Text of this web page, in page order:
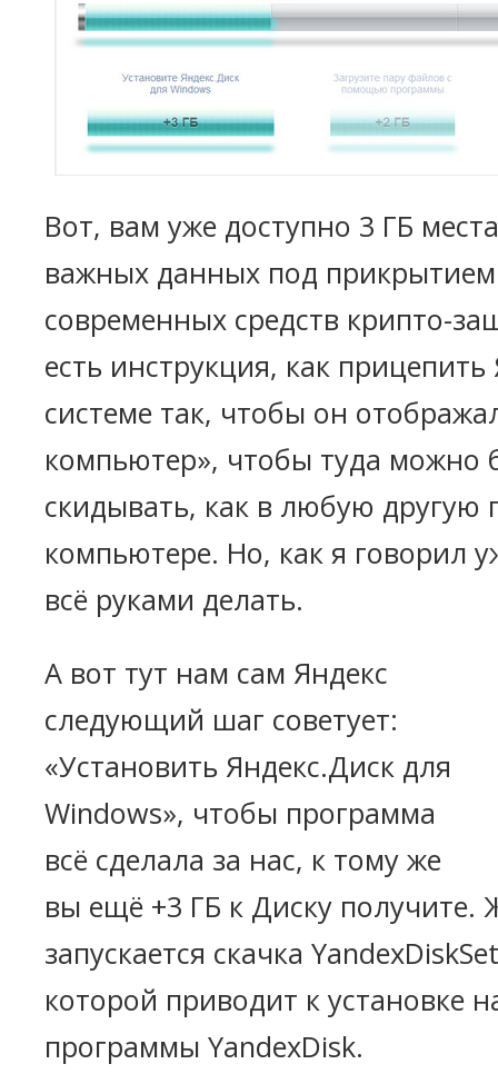
Вот, вам уже доступно 3 ГБ
важных данных под
современных средств крипто-
есть инструкция, как
системе так, чтобы он
компьютер», чтобы туда
скидывать, как в любую другую
компьютере. Но, как я говорил
всё руками делать.
А вот тут нам сам Яндекс
следующий шаг советует:
«Установить Яндекс.Диск для
Windows», чтобы программа
всё сделала за нас, к тому же
вы ещё +3 ГБ к Диску получите.
запускается скачка
которой приводит к установке
программы YandexDisk.